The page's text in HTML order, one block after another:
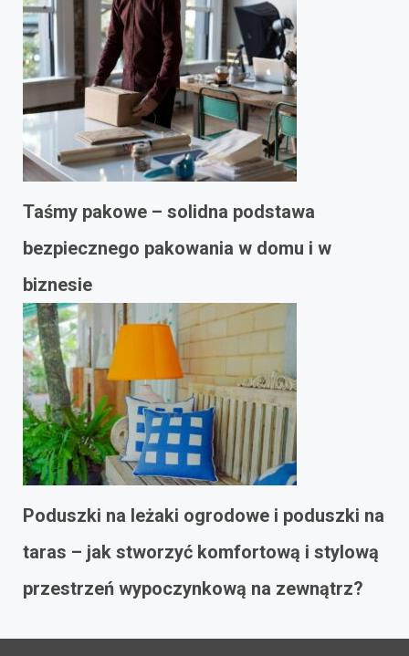
Taśmy pakowe – solidna podstawa
bezpiecznego pakowania w domu i w
biznesie
Poduszki na leżaki ogrodowe i poduszki na
taras – jak stworzyć komfortową i stylową
przestrzeń wypoczynkową na zewnątrz?